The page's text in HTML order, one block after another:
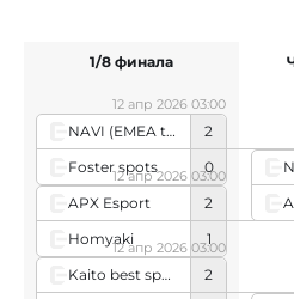
NAVI (EMEA team)
2
Foster spots
0
12 апр 2026 03:00
APX Esport
2
Homyaki
1
12 апр 2026 03:00
Kaito best spot manager
2
12 апр 2026 03:00
1/8 финала